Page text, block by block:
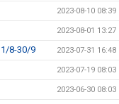
2023-08-10 08:39
2023-08-01 13:27
8-30/9 2023-07-31 16:48
2023-07-19 08:03
2023-06-30 08:03